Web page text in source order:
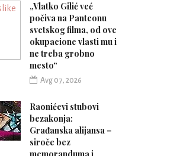
„Vlatko Gilić već
počiva na Panteonu
svetskog filma, od ove
okupacione vlasti mu i
ne treba grobno
mesto“
Avg 07, 2026
Raonićevi stubovi
bezakonja:
Građanska alijansa –
siroče bez